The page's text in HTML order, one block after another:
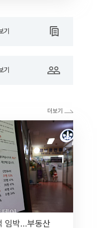
기
기
임박…부동산